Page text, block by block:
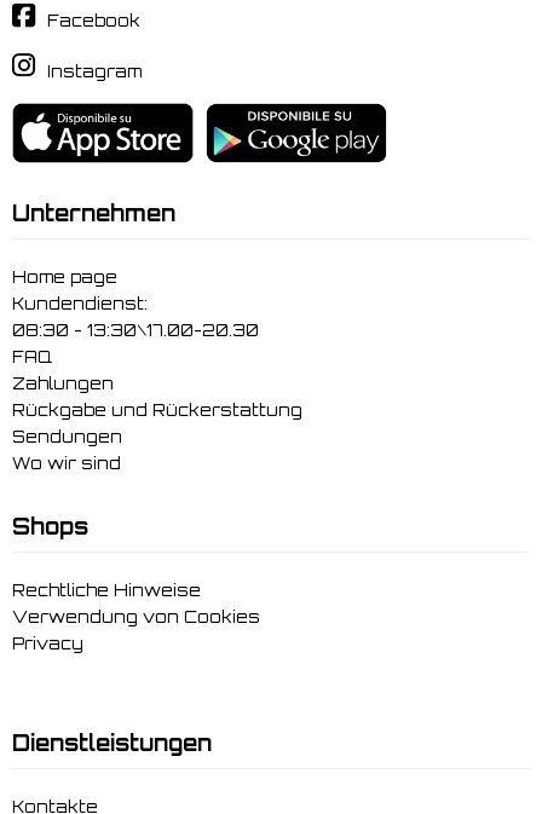
Facebook
Instagram
Unternehmen
Home page
Kundendienst:
08:30 - 13:30\17.00-20.30
FAQ
Zahlungen
Rückgabe und Rückerstattung
Sendungen
Wo wir sind
Shops
Rechtliche Hinweise
Verwendung von Cookies
Privacy
Dienstleistungen
Kontakte